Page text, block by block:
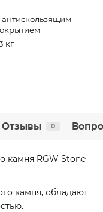
кг
Отзывы 0
камня RGW Stone
камня, обладают